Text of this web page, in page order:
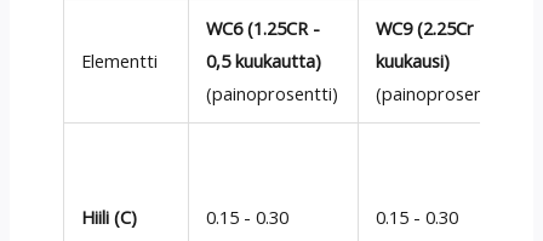
Elementti
WC6 (1.25CR -
0,5 kuukautta)
(painoprosentti)
WC9 (2.25Cr - 1
kuukausi)
(painoprosentti)
Hiili (C) 0.15 - 0.30 0.15 - 0.30